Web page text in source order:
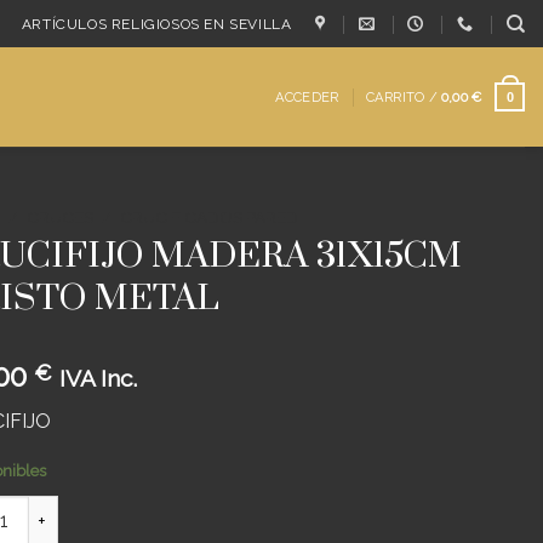
ARTÍCULOS RELIGIOSOS EN SEVILLA
ACCEDER CARRITO /0,00€ 0
MADERA 31X15CM
METAL
€ IVA Inc.